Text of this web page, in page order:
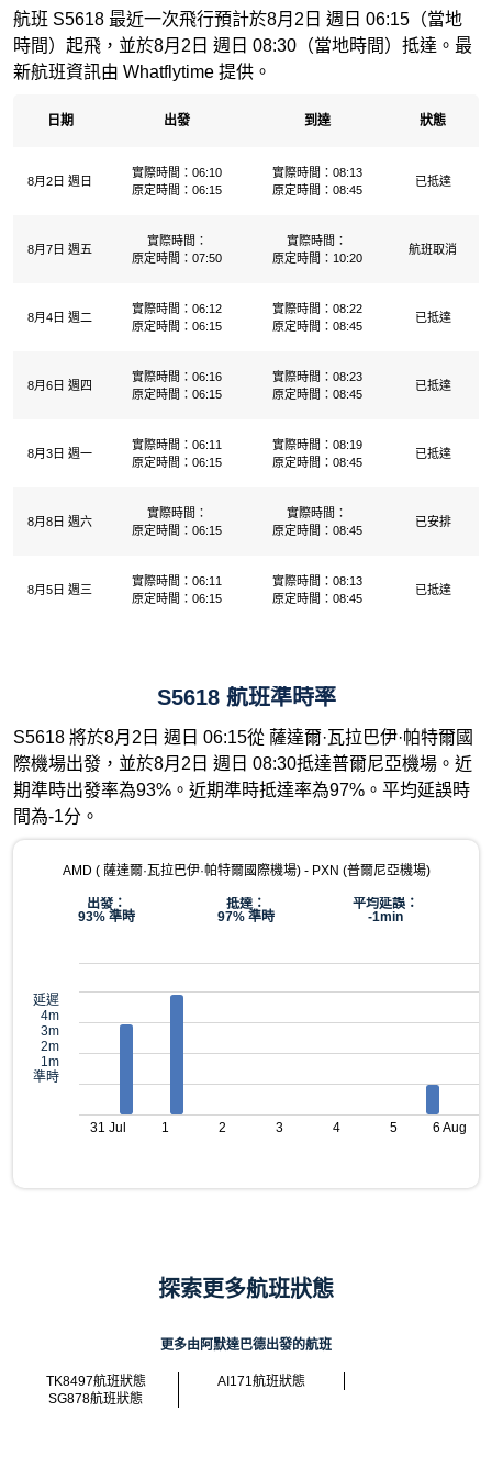
航班 S5618 最近一次飛行預計於8月2日 週日 06:15（當地
時間）起飛，並於8月2日 週日 08:30（當地時間）抵達。最
新航班資訊由 Whatflytime 提供。
日期 出發 到達 狀態
8月2日 週日
實際時間：06:10
原定時間：06:15
實際時間：08:13
原定時間：08:45
已抵達
8月7日 週五
實際時間：
原定時間：07:50
實際時間：
原定時間：10:20
航班取消
8月4日 週二
實際時間：06:12
原定時間：06:15
實際時間：08:22
原定時間：08:45
已抵達
8月6日 週四
實際時間：06:16
原定時間：06:15
實際時間：08:23
原定時間：08:45
已抵達
8月3日 週一
實際時間：06:11
原定時間：06:15
實際時間：08:19
原定時間：08:45
已抵達
8月8日 週六
實際時間：
原定時間：06:15
實際時間：
原定時間：08:45
已安排
8月5日 週三
實際時間：06:11
原定時間：06:15
實際時間：08:13
原定時間：08:45
已抵達
S5618 航班準時率
S5618 將於8月2日 週日 06:15從 薩達爾·瓦拉巴伊·帕特爾國
際機場出發，並於8月2日 週日 08:30抵達普爾尼亞機場。近
期準時出發率為93%。近期準時抵達率為97%。平均延誤時
間為-1分。
AMD ( 薩達爾·瓦拉巴伊·帕特爾國際機場) - PXN (普爾尼亞機場)
出發：
93% 準時
抵達：
97% 準時
平均延誤：
-1min
延遲
4m
3m
2m
1m
準時
31 Jul 1 2 3 4 5 6 Aug
探索更多航班狀態
更多由阿默達巴德出發的航班
TK8497航班狀態
AI171航班狀態
SG878航班狀態